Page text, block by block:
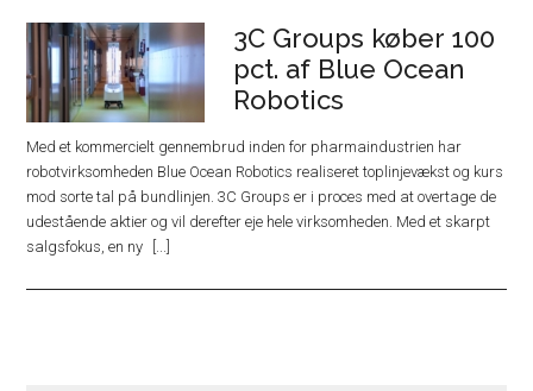
3C Groups køber 100
pct. af Blue Ocean
Robotics
Med et kommercielt gennembrud inden for pharmaindustrien har
robotvirksomheden Blue Ocean Robotics realiseret toplinjevækst og kurs
mod sorte tal på bundlinjen. 3C Groups er i proces med at overtage de
udestående aktier og vil derefter eje hele virksomheden. Med et skarpt
salgsfokus, en ny